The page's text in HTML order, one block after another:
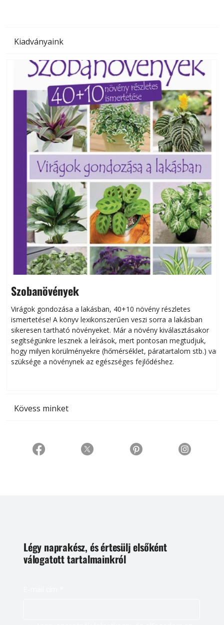
Kiadványaink
Szobanövények
Virágok gondozása a lakásban, 40+10 növény részletes
ismertetése! A könyv lexikonszerűen veszi sorra a lakásban
sikeresen tart­ha­tó növényeket. Már a növény kiválasztásakor
segítségünkre lesznek a leírások, mert pontosan megtudjuk,
hogy milyen körülményekre (hőmérséklet, páratartalom stb.) van
szüksége a növénynek az egészséges fejlődéshez.
Kövess minket
Légy naprakész, és értesülj elsőként
válogatott tartalmainkról